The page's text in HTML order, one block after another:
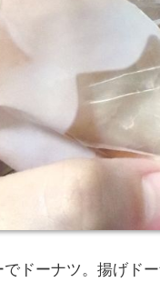
でドーナツ。揚げド